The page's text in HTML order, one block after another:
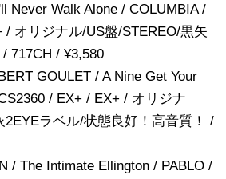
Never Walk Alone / COLUMBIA /
/ オリジナル/US盤/STEREO/黒矢
717CH / ¥3,580
GOULET / A Nine Get Your
/ EX+ / EX+ / オリジナ
2EYEラベル/状態良好！高音質！ /
/ The Intimate Ellington / PABLO /